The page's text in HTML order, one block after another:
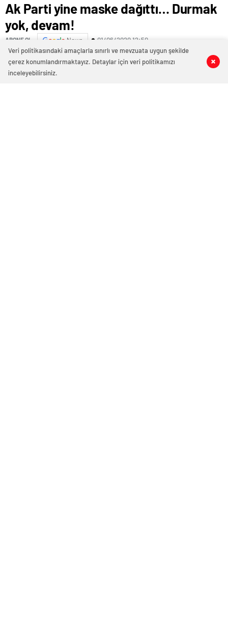
0 0
Ak Parti yine maske dağıttı… Durmak
yok, devam!
ABONE OL News 01/06/2020 12:50
0 0
Veri politikasındaki amaçlarla sınırlı ve mevzuata uygun şekilde
çerez konumlandırmaktayız. Detaylar için veri politikamızı
inceleyebilirsiniz.